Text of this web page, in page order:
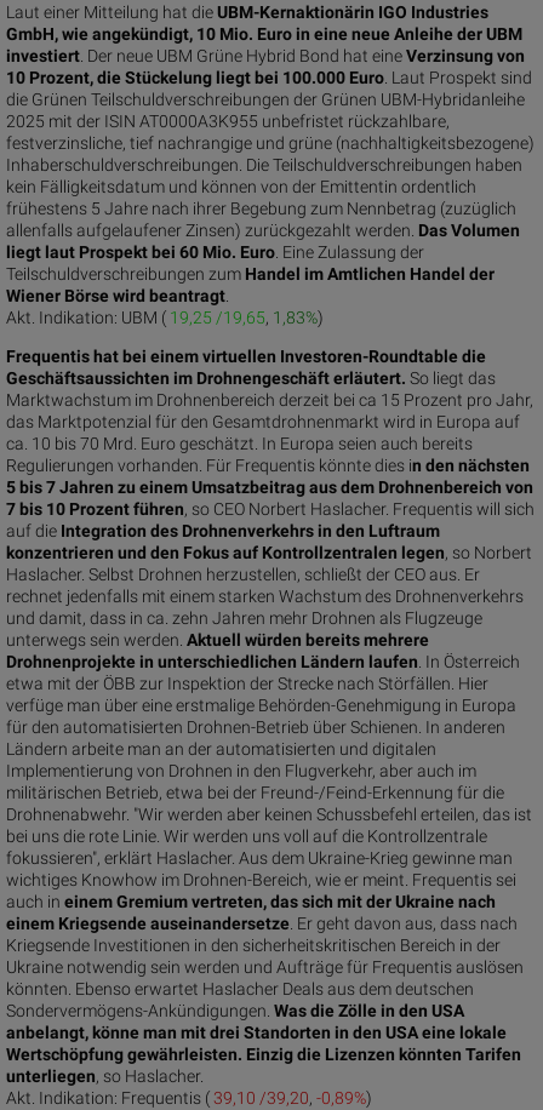
Laut einer Mitteilung hat dieUBM-Kernaktionärin IGO Industries
GmbH, wie angekündigt, 10 Mio. Euro in eine neue Anleihe der UBM
investiert . Der neue UBM Grüne Hybrid Bond hat eineVerzinsung von
10 Prozent, die Stückelung liegt bei 100.000 Euro . Laut Prospekt sind
die Grünen Teilschuldverschreibungen der Grünen UBM-Hybridanleihe
2025 mit der ISIN AT0000A3K955 unbefristet rückzahlbare,
festverzinsliche, tief nachrangige und grüne (nachhaltigkeitsbezogene)
Inhaberschuldverschreibungen. Die Teilschuldverschreibungen haben
kein Fälligkeitsdatum und können von der Emittentin ordentlich
frühestens 5 Jahre nach ihrer Begebung zum Nennbetrag (zuzüglich
allenfalls aufgelaufener Zinsen) zurückgezahlt werden. Das Volumen
liegt laut Prospekt bei 60 Mio. Euro . Eine Zulassung der
Teilschuldverschreibungen zum Handel im Amtlichen Handel der
Wiener Börse wird beantragt
UBM (
Akt. Indikation: 19,25 /19,65, 1,83%)
Frequentis hat bei einem virtuellen Investoren-Roundtable die
Geschäftsaussichten im Drohnengeschäft erläutert. So liegt das
Marktwachstum im Drohnenbereich derzeit bei ca 15 Prozent pro Jahr,
das Marktpotenzial für den Gesamtdrohnenmarkt wird in Europa auf
ca. 10 bis 70 Mrd. Euro geschätzt. In Europa seien auch bereits
Regulierungen vorhanden. Für Frequentis könnte dies in den nächsten
5 bis 7 Jahren zu einem Umsatzbeitrag aus dem Drohnenbereich von
7 bis 10 Prozent führen, so CEO Norbert Haslacher. Frequentis will sich
auf die Integration des Drohnenverkehrs in den Luftraum
konzentrieren und den Fokus auf Kontrollzentralen legen, so Norbert
Haslacher. Selbst Drohnen herzustellen, schließt der CEO aus. Er
rechnet jedenfalls mit einem starken Wachstum des Drohnenverkehrs
und damit, dass in ca. zehn Jahren mehr Drohnen als Flugzeuge
unterwegs sein werden. Aktuell würden bereits mehrere
Drohnenprojekte in unterschiedlichen Ländern laufen . In Österreich
etwa mit der ÖBB zur Inspektion der Strecke nach Störfällen. Hier
verfüge man über eine erstmalige Behörden-Genehmigung in Europa
für den automatisierten Drohnen-Betrieb über Schienen. In anderen
Ländern arbeite man an der automatisierten und digitalen
Implementierung von Drohnen in den Flugverkehr, aber auch im
militärischen Betrieb, etwa bei der Freund-/Feind-Erkennung für die
Drohnenabwehr. "Wir werden aber keinen Schussbefehl erteilen, das ist
bei uns die rote Linie. Wir werden uns voll auf die Kontrollzentrale
fokussieren", erklärt Haslacher. Aus dem Ukraine-Krieg gewinne man
wichtiges Knowhow im Drohnen-Bereich, wie er meint. Frequentis sei
auch in einem Gremium vertreten, das sich mit der Ukraine nach
einem Kriegsende auseinandersetze . Er geht davon aus, dass nach
Kriegsende Investitionen in den sicherheitskritischen Bereich in der
Ukraine notwendig sein werden und Aufträge für Frequentis auslösen
könnten. Ebenso erwartet Haslacher Deals aus dem deutschen
Sondervermögens-Ankündigungen. Was die Zölle in den USA
anbelangt, könne man mit drei Standorten in den USA eine lokale
Wertschöpfung gewährleisten. Einzig die Lizenzen könnten Tarifen
unterliegen, so Haslacher.
Frequentis (
Akt. Indikation: 39,10 /39,20, -0,89%)